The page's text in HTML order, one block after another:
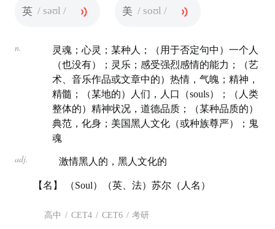
英 / səʊl / 美 / soʊl /
n.
灵魂；心灵；某种人；（用于否定句中）一个人
（也没有）；灵乐；感受强烈感情的能力；（艺
术、音乐作品或文章中的）热情，气魄；精神，
精髓；（某地的）人们，人口（souls）；（人类
整体的）精神状况，道德品质；（某种品质的）
典范，化身；美国黑人文化（或种族尊严）；鬼
魂
adj. 激情黑人的，黑人文化的
【名】 （Soul）（英、法）苏尔（人名）
高中 / CET4 / CET6 / 考研